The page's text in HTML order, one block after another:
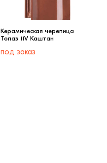
Керамическая черепица
Топаз 11V Каштан
под заказ